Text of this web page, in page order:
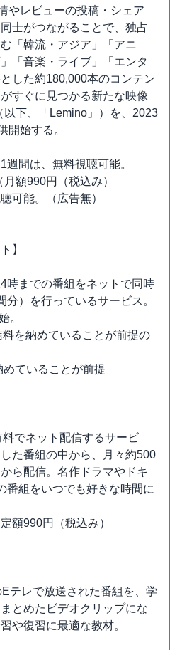
やレビューの投稿・シェア
士がつながることで、独占
「韓流・アジア」「アニ
「音楽・ライブ」「エンタ
した約180,000本のコンテン
すぐに見つかる新たな映像
下、「Lemino」）を、2023
開始する。
間は、無料視聴可能。
額990円（税込み）
可能。（広告無）
】
時までの番組をネットで同時
）を行っているサービス。
。
を納めていることが前提の
ていることが前提
でネット配信するサービ
た番組の中から、月々約500
ら配信。名作ドラマやドキ
番組をいつでも好きな時間に
額990円（税込み）
テレで放送された番組を、学
とめたビデオクリップにな
や復習に最適な教材。